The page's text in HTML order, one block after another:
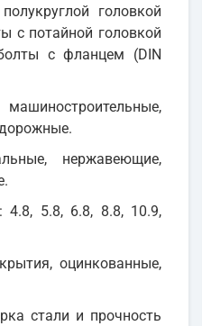
головкой
с потайной головкой
с фланцем (DIN
нержавеющие,
4.8, 5.8, 6.8, 8.8, 10.9,
оцинкованные,
стали и прочность